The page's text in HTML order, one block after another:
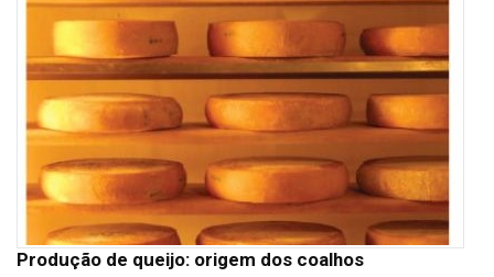
Produção de queijo: origem dos coalhos